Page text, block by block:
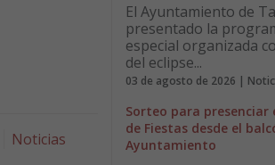
Noticias
El Ayuntamiento de
presentado la
especial organizada
del eclipse...
03 de agosto de 2026 |
Sorteo para presenciar
de Fiestas desde el
Ayuntamiento